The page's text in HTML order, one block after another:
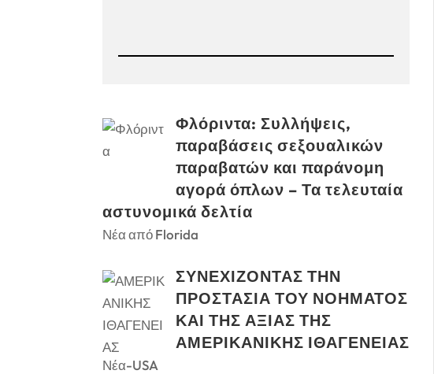
Φλόριντα: Συλλήψεις,
παραβάσεις σεξουαλικών
παραβατών και παράνομη
αγορά όπλων – Τα τελευταία
αστυνομικά δελτία
Νέα από Florida
ΣΥΝΕΧΙΖΟΝΤΑΣ ΤΗΝ
ΠΡΟΣΤΑΣΙΑ ΤΟΥ ΝΟΗΜΑΤΟΣ
ΚΑΙ ΤΗΣ ΑΞΙΑΣ ΤΗΣ
ΑΜΕΡΙΚΑΝΙΚΗΣ ΙΘΑΓΕΝΕΙΑΣ
Νέα-USA